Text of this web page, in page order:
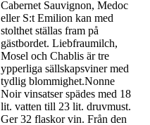
Cabernet Sauvignon, Medoc
eller S:t Emilion kan med
stolthet ställas fram på
gästbordet. Liebfraumilch,
Mosel och Chablis är tre
ypperliga sällskapsviner med
tydlig blommighet.Nonne
Noir vinsatser spädes med 18
lit. vatten till 23 lit. druvmust.
Ger 32 flaskor vin. Från den